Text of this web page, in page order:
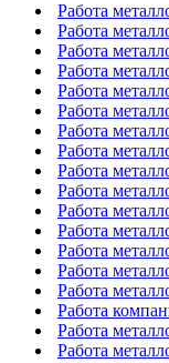
Работа
Работа
Работа
Работа
Работа
Работа
Работа
Работа
Работа
Работа
Работа
Работа
Работа
Работа
Работа
Работа
Работа
Работа